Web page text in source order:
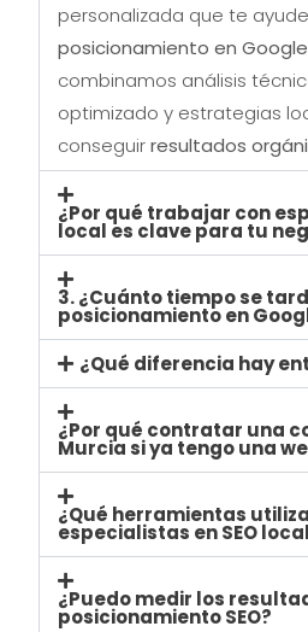
personalizada que te
posicionamiento en Google
combinamos análisis
optimizado y estrategias
conseguirresultados
¿Por qué trabajar con
local es clave para tu
3. ¿Cuánto tiempo se
posicionamiento en
¿Qué diferencia hay
¿Por qué contratar una
Murcia si ya tengo una
¿Qué herramientas
especialistas en SEO
¿Puedo medir los
posicionamiento SEO?